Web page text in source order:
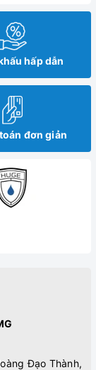
hấp dẫn
đơn giản
Đạo Thành,